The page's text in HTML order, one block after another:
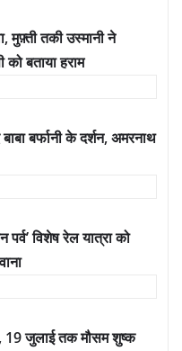
मुफ़्ती तकी उस्मानी ने
बताया हराम
बर्फानी के दर्शन, अमरनाथ
पर्व’ विशेष रेल यात्रा को
19 जुलाई तक मौसम शुष्क